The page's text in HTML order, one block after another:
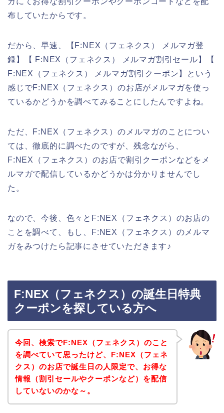
布していたからです。
だから、早速、【F:NEX（フェネクス） メルマガ登
録】【 F:NEX（フェネクス） メルマガ割引セール】【
F:NEX（フェネクス） メルマガ割引クーポン】という
感じでF:NEX（フェネクス）のお店がメルマガを使っ
ているかどうかを調べてみることにしたんですよね。
ただ、F:NEX（フェネクス）のメルマガのことについ
ては、徹底的に調べたのですが、残念ながら、
F:NEX（フェネクス）のお店で割引クーポンなどをメ
ルマガで配信しているかどうかは分かりませんでし
た。
なので、今後、色々とF:NEX（フェネクス）のお店の
ことを調べて、もし、F:NEX（フェネクス）のメルマ
ガをみつけたら記事にさせていただきます♪
F:NEX（フェネクス）の誕生日特典
クーポンを探している方へ
今回、検索でF:NEX（フェネクス）のこと
を調べていて思ったけど、F:NEX（フェネ
クス）のお店で誕生日の人限定で、お得な
情報（割引セールやクーポンなど）を配信
していないのかな～。